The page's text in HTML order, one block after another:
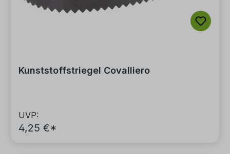
Kunststoffstriegel Covalliero
UVP:
4,25 €*